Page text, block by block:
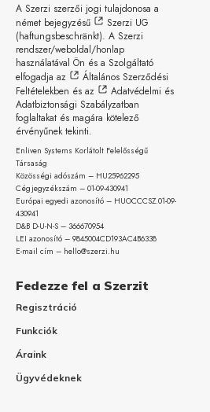
A Szerzi szerzői jogi tulajdonosa a
német bejegyzésű
Szerzi UG
(haftungsbeschränkt). A Szerzi
rendszer/weboldal/honlap
használatával Ön és a Szolgáltató
elfogadja az
Általános Szerződési
Feltételekben és az
Adatvédelmi és
Adatbiztonsági Szabályzatban
foglaltakat és magára kötelező
érvényűnek tekinti.
Enliven Systems Korlátolt Felelősségű
Társaság
Közösségi adószám – HU25962295
Cégjegyzékszám – 01-09-430941
Európai egyedi azonosító – HUOCCCSZ.01-09-
430941
D&B D-U-N-S – 366670954
LEI azonosító – 9845004CD193AC4B6338
E-mail cím – hello@szerzi.hu
Fedezze fel a Szerzit
Regisztráció
Funkciók
Áraink
Ügyvédeknek